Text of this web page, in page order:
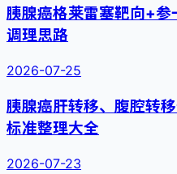
胰腺癌格莱雷塞靶向+
调理思路
2026-07-25
胰腺癌肝转移、腹腔转
标准整理大全
2026-07-23